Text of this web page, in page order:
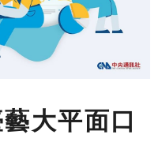
大平面口